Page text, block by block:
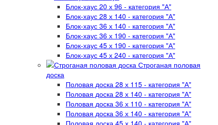
Блок-хаус 20 х 96 - категория "А"
Блок-хаус 28 х 140 - категория "А"
Блок-хаус 36 х 140 - категория "А"
Блок-хаус 36 х 190 - категория "А"
Блок-хаус 45 х 190 - категория "А"
Блок-хаус 45 х 240 - категория "А"
Строганая половая
доска
Половая доска 28 х 115 - категория "А"
Половая доска 28 х 140 - категория "А"
Половая доска 36 х 110 - категория "А"
Половая доска 36 х 140 - категория "А"
Половая доска 45 х 140 - категория "А"